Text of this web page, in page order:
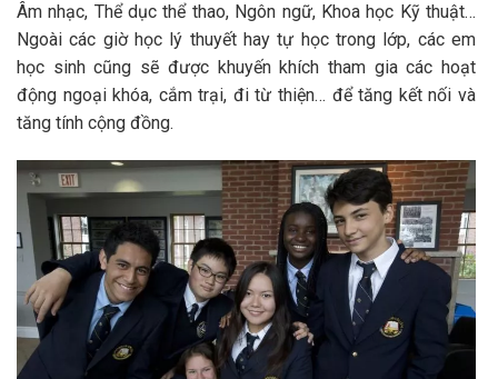
Âm nhạc, Thể dục thể thao, Ngôn ngữ, Khoa học Kỹ thuật…
Ngoài các giờ học lý thuyết hay tự học trong lớp, các em
học sinh cũng sẽ được khuyến khích tham gia các hoạt
động ngoại khóa, cắm trại, đi từ thiện… để tăng kết nối và
tăng tính cộng đồng.